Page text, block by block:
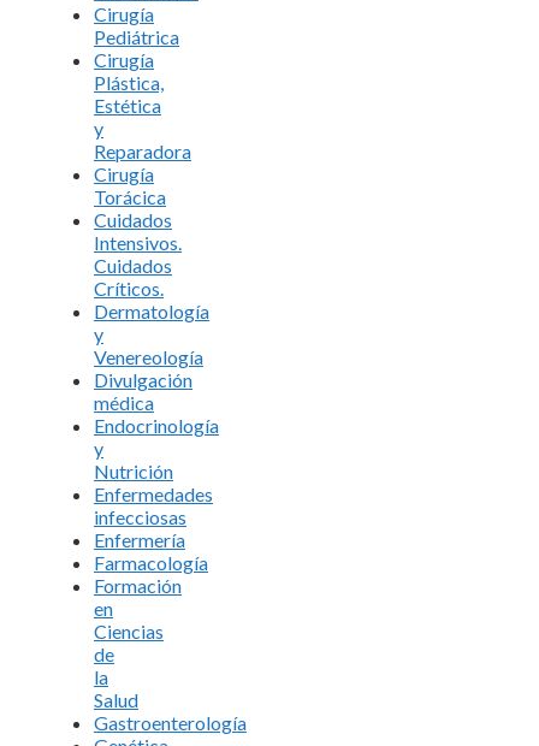
Cirugía
Pediátrica
Cirugía
Plástica,
Estética
y
Reparadora
Cirugía
Torácica
Cuidados
Intensivos.
Cuidados
Críticos.
Dermatología
y
Venereología
Divulgación
médica
Endocrinología
y
Nutrición
Enfermedades
infecciosas
Enfermería
Farmacología
Formación
en
Ciencias
de
la
Salud
Gastroenterología